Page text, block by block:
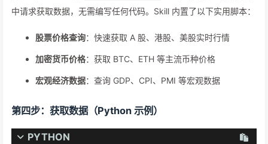
中请求获取数据，无需编写任何代码。Skill 内置了以下实用脚本：
股票价格查询：快速获取 A 股、港股、美股实时行情
加密货币价格：获取 BTC、ETH 等主流币种价格
宏观经济数据：查询 GDP、CPI、PMI 等宏观数据
第四步：获取数据（Python 示例）
PYTHON